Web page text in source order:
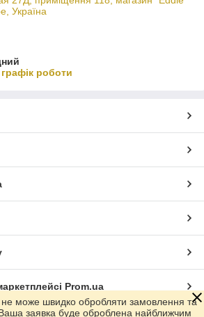
Україна
роботи
Prom.ua
не може швидко обробляти замовлення та
заявка буде оброблена найближчим